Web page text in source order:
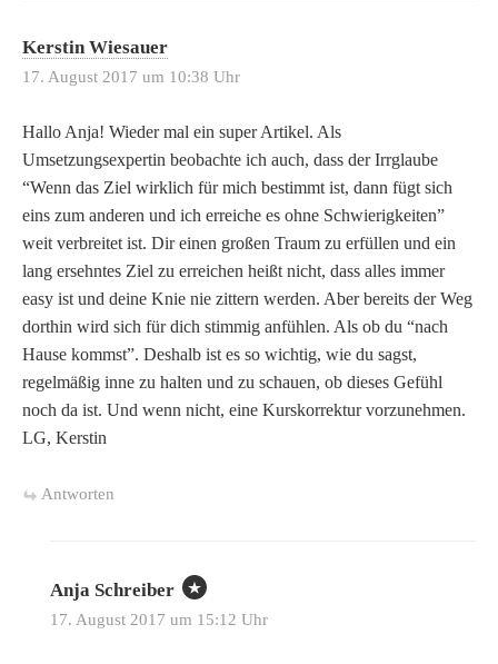
Kerstin Wiesauer
17. August 2017 um 10:38 Uhr
Hallo Anja! Wieder mal ein super Artikel. Als
Umsetzungsexpertin beobachte ich auch, dass der Irrglaube
“Wenn das Ziel wirklich für mich bestimmt ist, dann fügt sich
eins zum anderen und ich erreiche es ohne Schwierigkeiten”
weit verbreitet ist. Dir einen großen Traum zu erfüllen und ein
lang ersehntes Ziel zu erreichen heißt nicht, dass alles immer
easy ist und deine Knie nie zittern werden. Aber bereits der Weg
dorthin wird sich für dich stimmig anfühlen. Als ob du “nach
Hause kommst”. Deshalb ist es so wichtig, wie du sagst,
regelmäßig inne zu halten und zu schauen, ob dieses Gefühl
noch da ist. Und wenn nicht, eine Kurskorrektur vorzunehmen.
LG, Kerstin
Antworten
Anja Schreiber
17. August 2017 um 15:12 Uhr